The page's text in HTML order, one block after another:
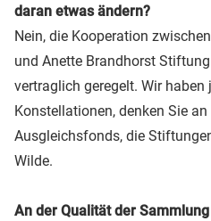
daran etwas ändern?
Nein, die Kooperation
und Anette Brandhorst
vertraglich geregelt. Wir haben
Konstellationen, denken Sie
Ausgleichsfonds, die
Wilde.
An der Qualität der